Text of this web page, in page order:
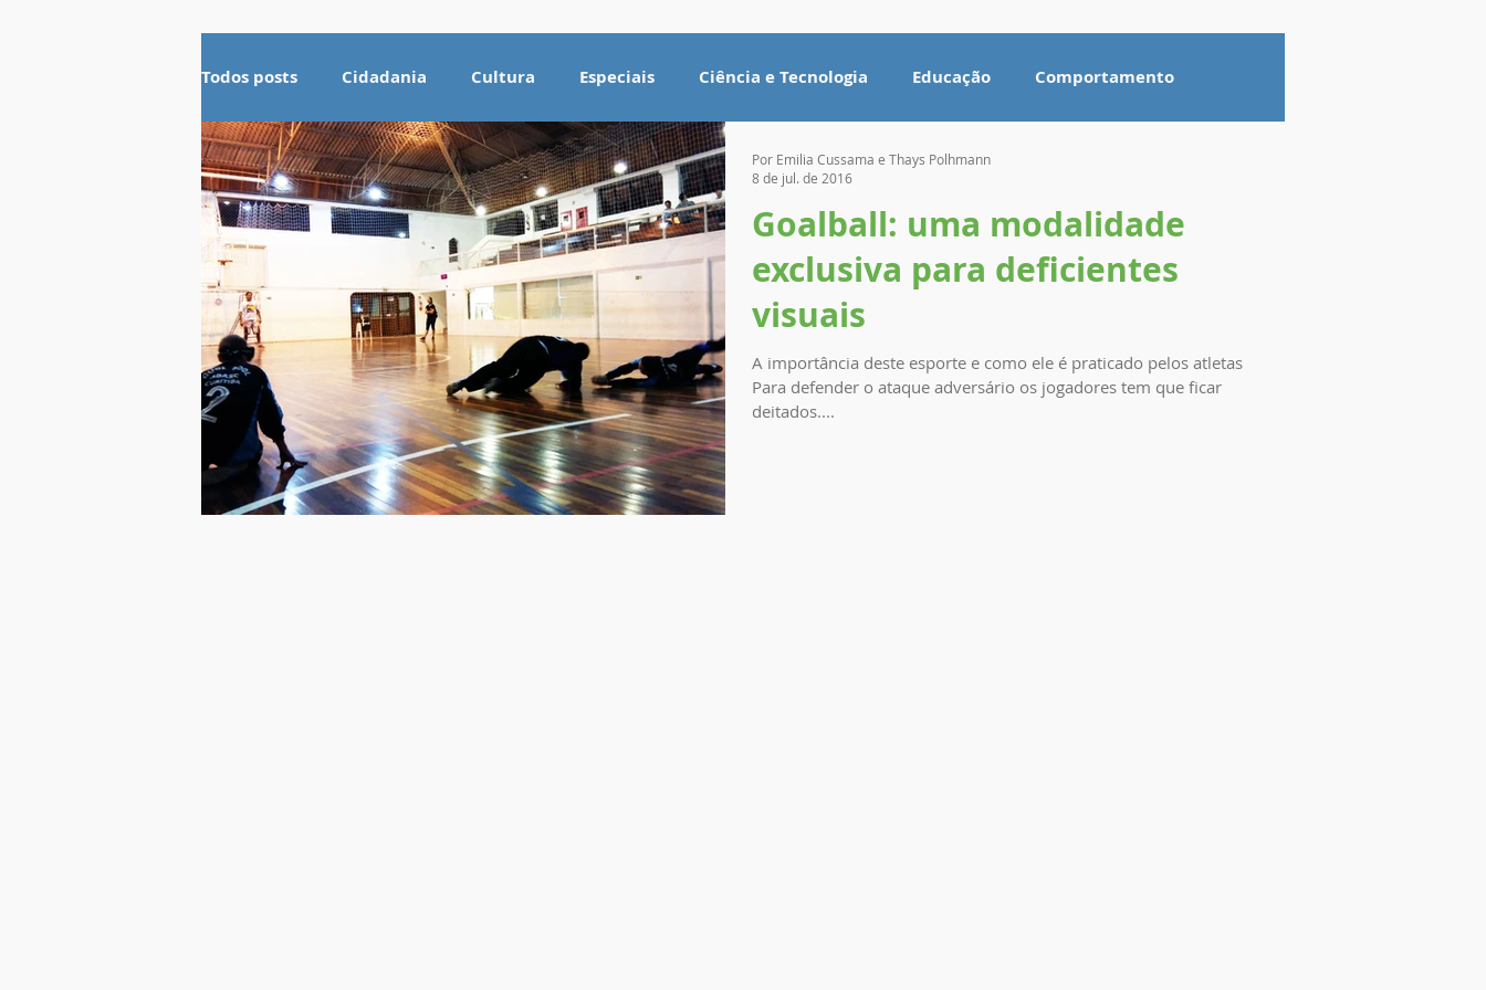
Todos posts Cidadania Cultura Especiais Ciência e Tecnologia Educação Comportamento
Esportes
Goalball: uma modalidade
exclusiva para deficientes
visuais
A importância deste esporte e como ele é praticado pelos atletas
Para defender o ataque adversário os jogadores tem que ficar
deitados....
Por Emilia Cussama e Thays Polhmann
8 de jul. de 2016